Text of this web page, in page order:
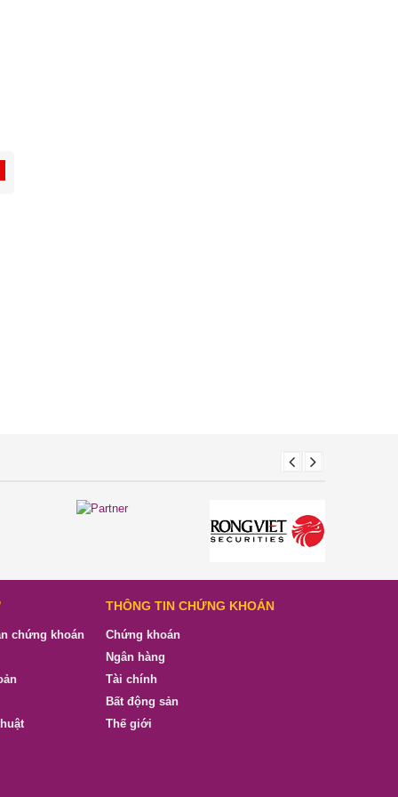
chứng khoán
THÔNG TIN CHỨNG KHOÁN
Chứng khoán
Ngân hàng
Tài chính
Bất động sản
Thế giới